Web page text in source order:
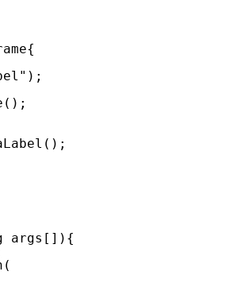
args[]){